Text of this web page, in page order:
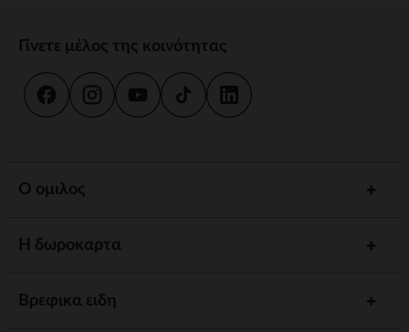
Γίνετε μέλος της κοινότητας
Ο ομιλος
Η δωροκαρτα
Βρεφικα ειδη